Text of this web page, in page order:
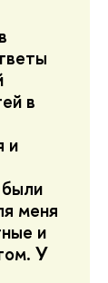
в
и
были
меня
и
У